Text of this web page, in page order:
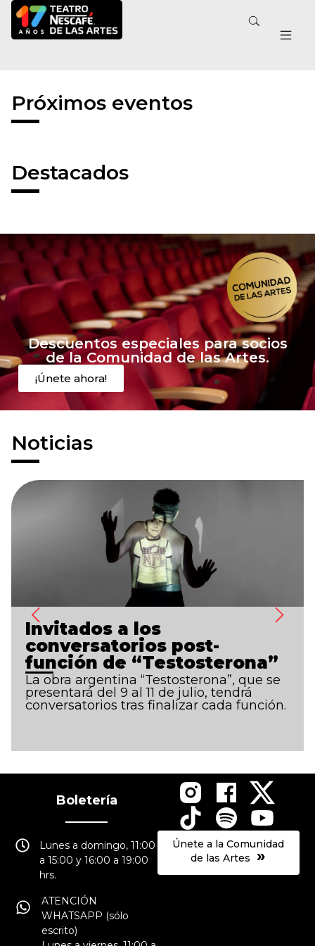
Próximos eventos
Destacados
Descuentos especiales para socios
de la Comunidad de las Artes.
¡Únete ahora!
Noticias
Invitados a los
conversatorios post-
función de “Testosterona”
La obra argentina “Testosterona”, que se
presentará del 9 al 11 de julio, tendrá
conversatorios tras finalizar cada función.
Boletería
Lunes a domingo, 11:00
a 15:00 y 16:00 a 19:00
hrs.
ATENCIÓN
WHATSAPP (sólo
escrito)
Únete a la Comunidad
de las Artes »